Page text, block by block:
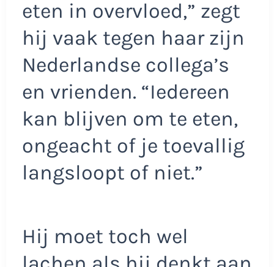
eten in overvloed,” zegt
hij vaak tegen haar zijn
Nederlandse collega’s
en vrienden. “Iedereen
kan blijven om te eten,
ongeacht of je toevallig
langsloopt of niet.”
Hij moet toch wel